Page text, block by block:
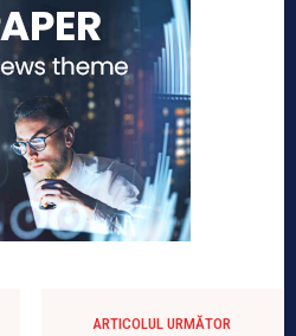
ARTICOLUL URMĂTOR